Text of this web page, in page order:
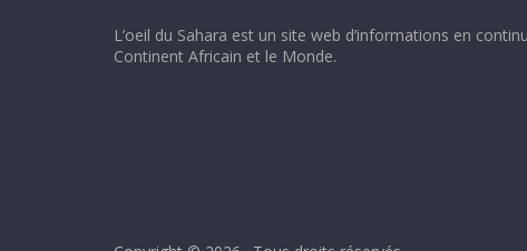
L’oeil du Sahara est un site web d’informations en
Continent Africain et le Monde.